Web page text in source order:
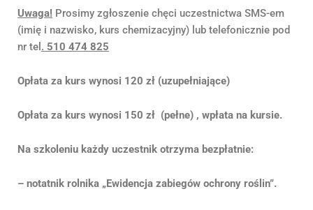
Uwaga! Prosimy zgłoszenie chęci uczestnictwa SMS-em
(imię i nazwisko, kurs chemizacyjny) lub telefonicznie pod
nr tel . 510 474 825
Opłata za kurs wynosi 120 zł (uzupełniające)
Opłata za kurs wynosi 150 zł (pełne) , wpłata na kursie.
Na szkoleniu każdy uczestnik otrzyma bezpłatnie:
– notatnik rolnika „Ewidencja zabiegów ochrony roślin”.